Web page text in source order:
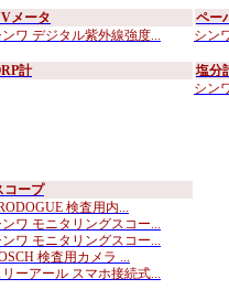
メータ
ンワ デジタル紫外線強度...
ペー
シン
計
塩分
シン
コープ
検査用内...
ンワ モニタリングスコー...
ンワ モニタリングスコー...
検査用カメラ ...
リーアール スマホ接続式...